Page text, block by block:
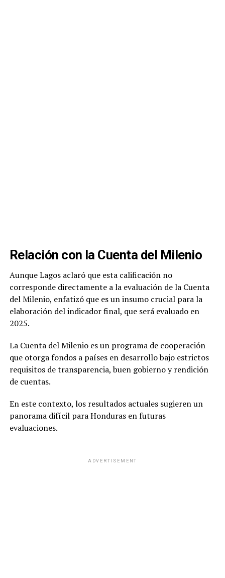
Relación con la Cuenta del Milenio
Aunque Lagos aclaró que esta calificación no
corresponde directamente a la evaluación de la Cuenta
del Milenio, enfatizó que es un insumo crucial para la
elaboración del indicador final, que será evaluado en
2025.
La Cuenta del Milenio es un programa de cooperación
que otorga fondos a países en desarrollo bajo estrictos
requisitos de transparencia, buen gobierno y rendición
de cuentas.
En este contexto, los resultados actuales sugieren un
panorama difícil para Honduras en futuras
evaluaciones.
ADVERTISEMENT